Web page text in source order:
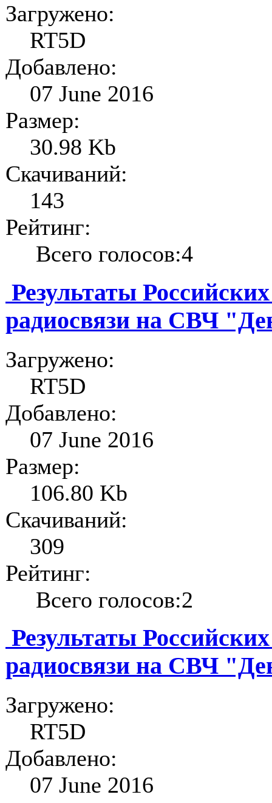
Загружено:
RT5D
Добавлено:
07 June 2016
Размер:
30.98 Kb
Скачиваний:
143
Рейтинг:
Всего голосов:4
Результаты
радиосвязи на СВЧ
Загружено:
RT5D
Добавлено:
07 June 2016
Размер:
106.80 Kb
Скачиваний:
309
Рейтинг:
Всего голосов:2
Результаты
радиосвязи на СВЧ
Загружено:
RT5D
Добавлено:
07 June 2016